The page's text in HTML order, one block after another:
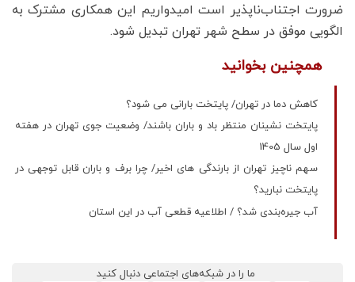
ضرورت اجتناب‌ناپذیر است امیدواریم این همکاری مشترک به
الگویی موفق در سطح شهر تهران تبدیل شود.
همچنین بخوانید
کاهش دما در تهران/ پایتخت بارانی می شود؟
پایتخت نشینان منتظر باد و باران باشند/ وضعیت جوی تهران در هفته
اول سال 1405
سهم ناچیز تهران از بارندگی های اخیر/ چرا برف و باران قابل توجهی در
پایتخت نبارید؟
آب جیره‌بندی شد؟ / اطلاعیه قطعی آب در این استان
ما را در شبکه‌های اجتماعی دنبال کنید